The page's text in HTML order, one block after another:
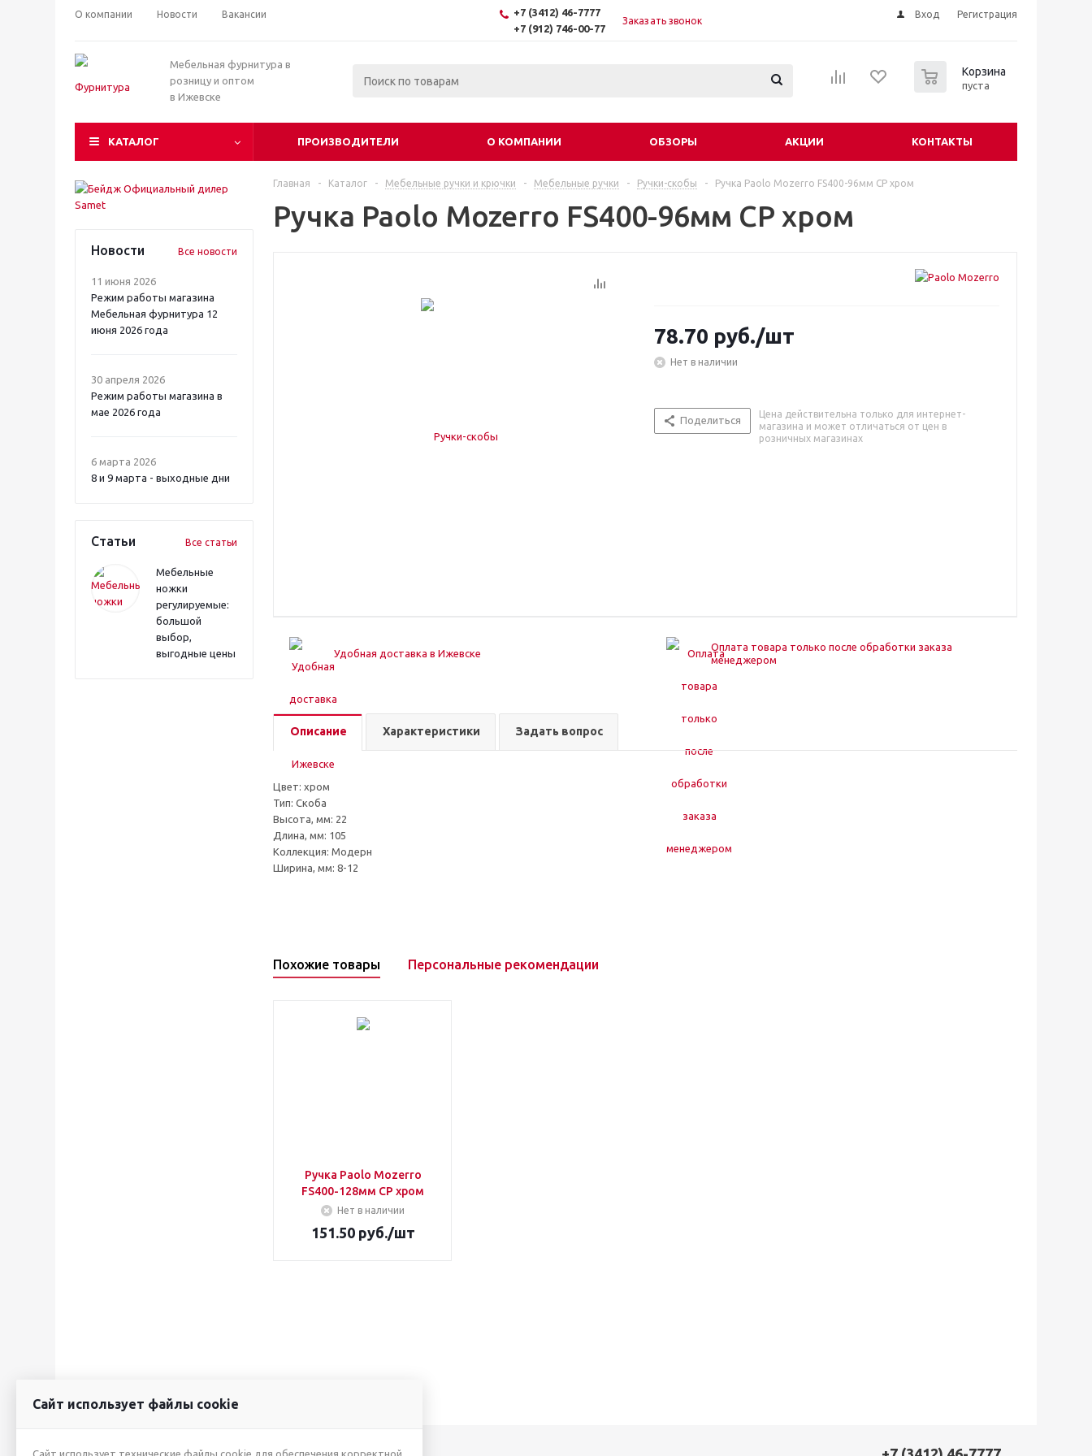
О компании Новости Вакансии
+7 (3412) 46-7777
+7 (912) 746-00-77
Заказать звонок
Вход Регистрация
Мебельная фурнитура в
розницу и оптом
в Ижевске
Корзина
пуста
КАТАЛОГ ПРОИЗВОДИТЕЛИ О КОМПАНИИ ОБЗОРЫ АКЦИИ КОНТАКТЫ
Новости Все новости
11 июня 2026
Режим работы магазина
Мебельная фурнитура 12
июня 2026 года
30 апреля 2026
Режим работы магазина в
мае 2026 года
6 марта 2026
8 и 9 марта - выходные дни
Статьи Все статьи
Мебельные
ножки
регулируемые:
большой
выбор,
выгодные цены
Главная - Каталог - Мебельные ручки и крючки - Мебельные ручки - Ручки-скобы - Ручка Paolo Mozerro FS400-96мм CP хром
Ручка Paolo Mozerro FS400-96мм CP хром
78.70 руб./шт
Нет в наличии
Поделиться
Цена действительна только для интернет-
магазина и может отличаться от цен в
розничных магазинах
Удобная доставка в Ижевске
Оплата товара только после обработки заказа
менеджером
Описание Характеристики Задать вопрос
Цвет: хром
Тип: Скоба
Высота, мм: 22
Длина, мм: 105
Коллекция: Модерн
Ширина, мм: 8-12
Похожие товары Персональные рекомендации
Ручка Paolo Mozerro
FS400-128мм CP хром
Нет в наличии
151.50руб./шт
2026 © ИП Жуйкова А.Ю. О КОМПАНИИ
Сайт использует файлы cookie
Сайт использует технические файлы cookie для обеспечения корректной